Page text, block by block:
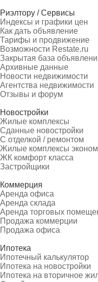
Риэлтору / Сервисы
Индексы и графики цен
Как дать объявление
Тарифы и продвижение
Возможности Restate.ru
Закрытая база
Архивные данные
Новости недвижимости
Агентства недвижимости
Отзывы и форум
Новостройки
Жилые комплексы
Сданные новостройки
С отделкой / ремонтом
Жилые комплексы эконом
ЖК комфорт класса
Застройщики
Коммерция
Аренда офиса
Аренда склада
Аренда торговых
Продажа коммерции
Продажа офиса
Ипотека
Ипотечный калькулятор
Ипотека на новостройки
Ипотека на вторичное